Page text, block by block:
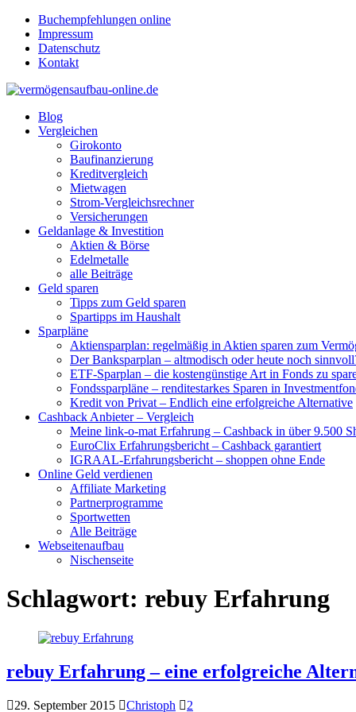
Buchempfehlungen online
Impressum
Datenschutz
Kontakt
Blog
Vergleichen
Girokonto
Baufinanzierung
Kreditvergleich
Mietwagen
Strom-Vergleichsrechner
Versicherungen
Geldanlage & Investition
Aktien & Börse
Edelmetalle
alle Beiträge
Geld sparen
Tipps zum Geld sparen
Spartipps im Haushalt
Sparpläne
Aktiensparplan: regelmäßig in Aktien sparen zum
Der Banksparplan – altmodisch oder heute noch
ETF-Sparplan – die kostengünstige Art in Fonds zu
Fondssparpläne – renditestarkes Sparen in
Kredit von Privat – Endlich eine erfolgreiche Alternative
Cashback Anbieter – Vergleich
Meine link-o-mat Erfahrung – Cashback in über 9.500
EuroClix Erfahrungsbericht – Cashback garantiert
IGRAAL-Erfahrungsbericht – shoppen ohne Ende
Online Geld verdienen
Affiliate Marketing
Partnerprogramme
Sportwetten
Alle Beiträge
Webseitenaufbau
Nischenseite
Schlagwort: rebuy Erfahrung
rebuy Erfahrung – eine erfolgreiche
29. September 2015 Christoph
2